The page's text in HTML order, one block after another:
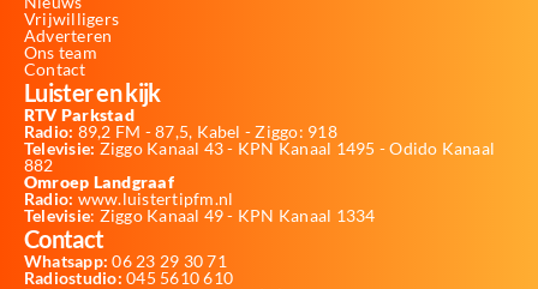
Vrijwilligers
Adverteren
Ons team
Contact
Luister en kijk
RTV Parkstad
Radio: 89,2 FM - 87,5, Kabel - Ziggo: 918
Televisie: Ziggo Kanaal 43 - KPN Kanaal 1495 - Odido Kanaal
882
Omroep Landgraaf
Radio: www.luistertipfm.nl
Televisie: Ziggo Kanaal 49 - KPN Kanaal 1334
Contact
Whatsapp: 06 23 29 30 71
Radiostudio: 045 5610 610